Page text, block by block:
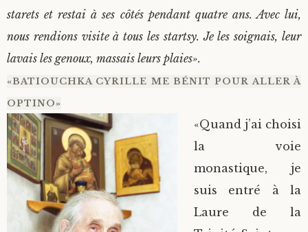
starets et restai à ses côtés pendant quatre ans. Avec lui,
nous rendions visite à tous les startsy. Je les soignais, leur
lavais les genoux, massais leurs plaies».
«BATIOUCHKA CYRILLE ME BÉNIT POUR ALLER À
OPTINO»
«Quand j’ai choisi
la voie
monastique, je
suis entré à la
Laure de la